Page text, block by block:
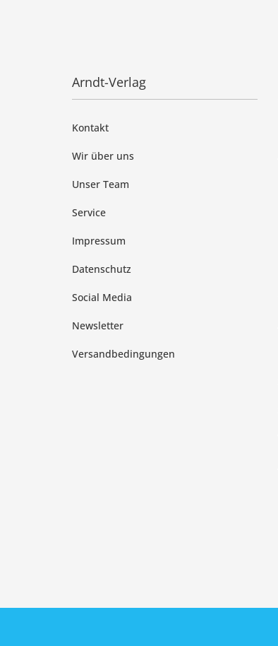
Arndt-Verlag
Kontakt
Wir über uns
Unser Team
Service
Impressum
Datenschutz
Social Media
Newsletter
Versandbedingungen